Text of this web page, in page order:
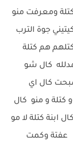
ومعرفت منو
جوة الترب
هم كتلة
كال شو
كال اي
كتلة و منو كال
ابنة كتلة لا مو
عفتة وكمت